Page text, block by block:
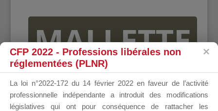
MALLETTE
DU
CFP 2022 - Professions libérales non
réglementées (PLNR)
La loi n°2022-172 du 14 février 2022 en faveur de l’activité
professionnelle indépendante a introduit des modifications
législatives qui ont pour conséquence de rattacher les